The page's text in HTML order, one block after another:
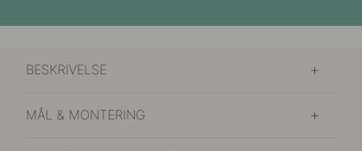
BESKRIVELSE
MÅL & MONTERING